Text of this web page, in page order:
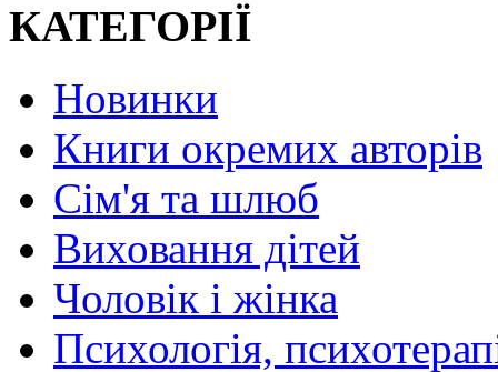
КАТЕГОРІЇ
Новинки
Книги окремих авторів
Сім'я та шлюб
Виховання дітей
Чоловік і жінка
Психологія,